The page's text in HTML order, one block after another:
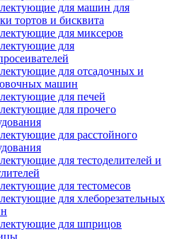
для машин для
тортов и бисквита
для миксеров
для
для отсадочных и
машин
для печей
для прочего
для расстойного
для тестоделителей и
для тестомесов
для хлеборезательных
для шприцов